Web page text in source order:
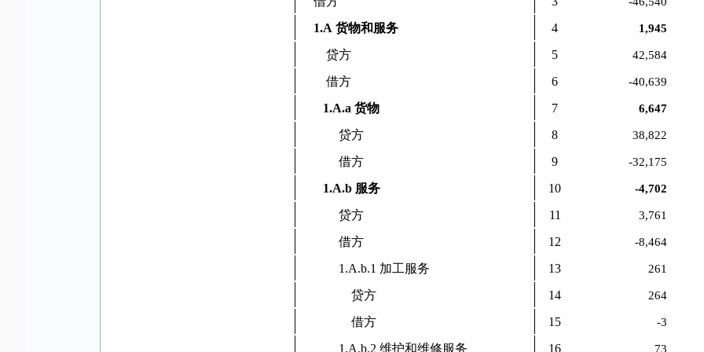
1.A 货物和服务 4 1,945
贷方 5 42,584
借方 6 -40,639
1.A.a 货物 7 6,647
贷方 8 38,822
借方 9 -32,175
1.A.b 服务 10 -4,702
贷方 11 3,761
借方 12 -8,464
1.A.b.1 加工服务 13 261
贷方 14 264
借方 15 -3
1.A.b.2 维护和维修服务 16 73